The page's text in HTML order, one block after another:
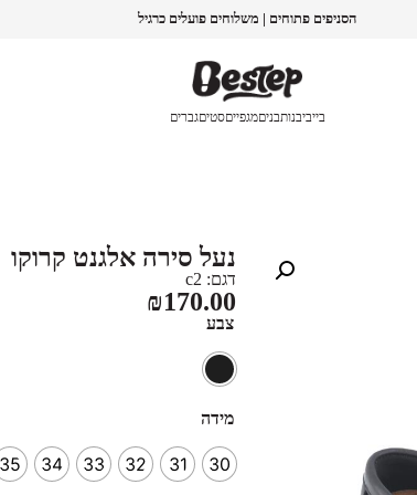
הסניפים פתוחים | משלוחים פועלים כרגיל
בייביבנותבניםמגפייםסטיםגברים
נעל סירה אלגנט קרוקו
דגם: c2
₪170.00
צבע
מידה
30
31
32
33
34
35